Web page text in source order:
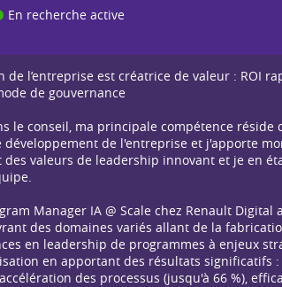
En recherche active
de l’entreprise est créatrice de valeur :
de gouvernance
le conseil, ma principale compétence
de l'entreprise et j'apporte
valeurs de leadership innovant et je en
Manager IA @ Scale chez Renault
des domaines variés allant de la
en leadership de programmes à enjeux
en apportant des résultats significatifs
des processus (jusqu'à 66 %),